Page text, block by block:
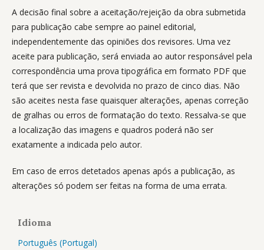
A decisão final sobre a aceitação/rejeição da obra submetida
para publicação cabe sempre ao painel editorial,
independentemente das opiniões dos revisores. Uma vez
aceite para publicação, será enviada ao autor responsável pela
correspondência uma prova tipográfica em formato PDF que
terá que ser revista e devolvida no prazo de cinco dias. Não
são aceites nesta fase quaisquer alterações, apenas correção
de gralhas ou erros de formatação do texto. Ressalva-se que
a localização das imagens e quadros poderá não ser
exatamente a indicada pelo autor.
Em caso de erros detetados apenas após a publicação, as
alterações só podem ser feitas na forma de uma errata.
Idioma
Português (Portugal)